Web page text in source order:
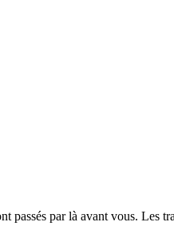
par là avant vous. Les